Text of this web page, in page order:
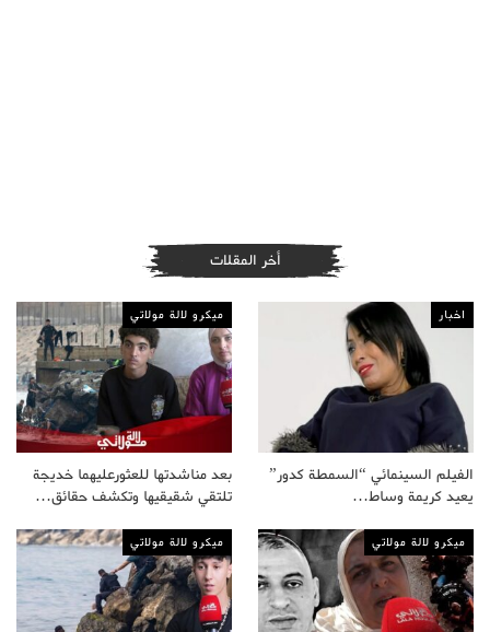
أخر المقلات
اخبار
الفيلم السينمائي “السمطة كدور”
يعيد كريمة وساط…
ميكرو لالة مولاتي
بعد مناشدتها للعثورعليهما خديجة
تلتقي شقيقيها وتكشف حقائق…
ميكرو لالة مولاتي ميكرو لالة مولاتي